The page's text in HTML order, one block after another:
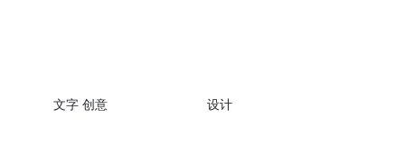
文字 创意 设计